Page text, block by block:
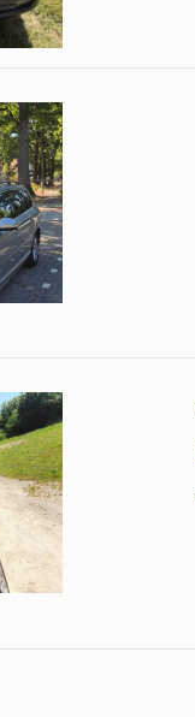
Bewaren
in
Bewaren